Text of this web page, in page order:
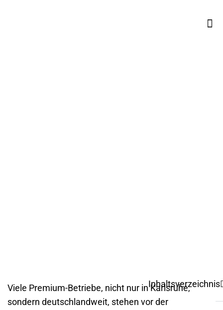
Viele Premium-Betriebe, nicht nur inKarlsruhe,
sondern deutschlandweit, stehen vor der
Inhaltsverzeichnis